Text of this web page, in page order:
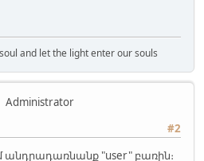
and let the light enter our souls
Administrator
#2
անդրադառնանք "user" բառին։